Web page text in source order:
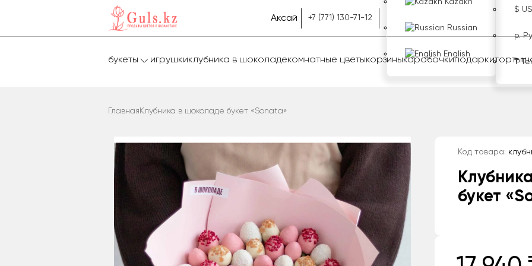
Аксай +7 (771) 130-71-12
Kazakh
Russian
English
$
р.
₸
букеты игрушкиклубника в шоколадекомнатные цветыкорзиныкоробочкиподаркиторты
Главная Клубника в шоколаде букет «Sonata»
Код товара:
букет